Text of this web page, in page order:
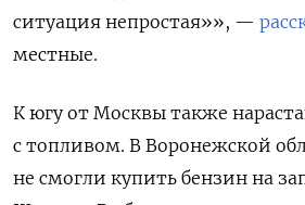
ситуация непростая»», —
местные.
К югу от Москвы также
с топливом. В Воронежской
не смогли купить бензин на